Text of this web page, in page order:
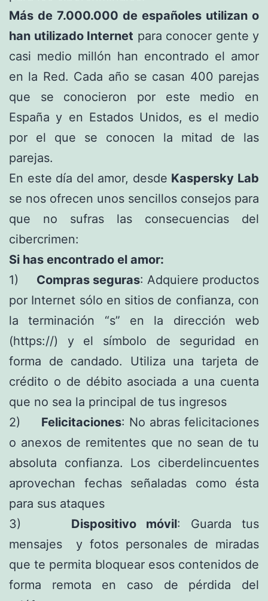
Más de 7.000.000 de españoles utilizan o
han utilizado Internet para conocer gente y
casi medio millón han encontrado el amor
en la Red. Cada año se casan 400 parejas
que se conocieron por este medio en
España y en Estados Unidos, es el medio
por el que se conocen la mitad de las
parejas.
En este día del amor, desde Kaspersky Lab
se nos ofrecen unos sencillos consejos para
que no sufras las consecuencias del
cibercrimen:
Si has encontrado el amor:
1) Compras seguras: Adquiere productos
por Internet sólo en sitios de confianza, con
la terminación “s” en la dirección web
(https://) y el símbolo de seguridad en
forma de candado. Utiliza una tarjeta de
crédito o de débito asociada a una cuenta
que no sea la principal de tus ingresos
2) Felicitaciones: No abras felicitaciones
o anexos de remitentes que no sean de tu
absoluta confianza. Los ciberdelincuentes
aprovechan fechas señaladas como ésta
para sus ataques
3) Dispositivo móvil: Guarda tus
mensajes y fotos personales de miradas
que te permita bloquear esos contenidos de
forma remota en caso de pérdida del